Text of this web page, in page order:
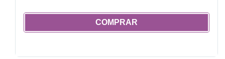
COMPRAR